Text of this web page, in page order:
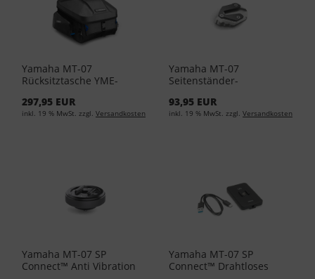
Yamaha MT-07
Rücksitztasche YME-
297,95 EUR
inkl. 19 % MwSt. zzgl. Versandkosten
Yamaha MT-07
Seitenständer-
00-00
93,95 EUR
inkl. 19 % MwSt. zzgl. Versandkosten
Yamaha MT-07 SP
Connect™ Anti Vibration
Yamaha MT-07 SP
Connect™ Drahtloses